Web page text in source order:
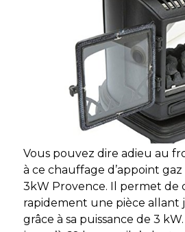
Vous pouvez dire adieu au
à ce chauffage d’appoint
3kW Provence. Il permet de
rapidement une pièce allant
grâce à sa puissance de 3